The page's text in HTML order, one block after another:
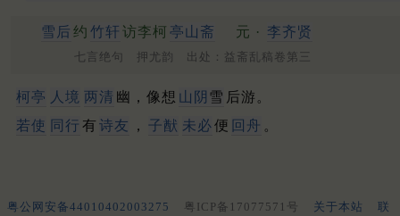
雪后 约 竹轩 访李柯 亭山斋 元 · 李齐贤
七言绝句 押尤韵 出处：益斋乱稿卷第三
柯亭 人境 两清 幽，像想 山阴 雪 后游。
若使 同行 有 诗友 ， 子猷 未必便 回舟 。
粤公网安备44010402003275 粤ICP备17077571号 关于本站
联